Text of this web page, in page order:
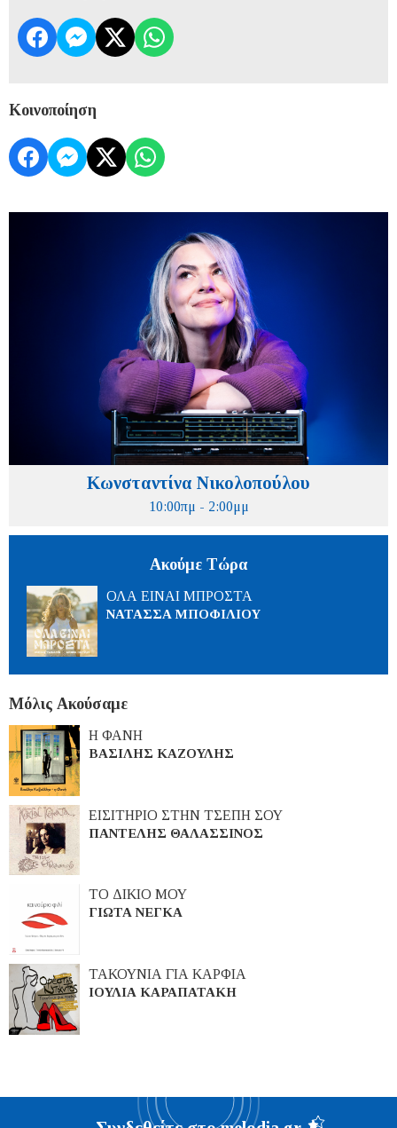
Κοινοποίηση
Κωνσταντίνα Νικολοπούλου
10:00πμ - 2:00μμ
Ακούμε Τώρα
ΟΛΑ ΕΙΝΑΙ ΜΠΡΟΣΤΑ
ΝΑΤΑΣΣΑ ΜΠΟΦΙΛΙΟΥ
Μόλις Ακούσαμε
Η ΦΑΝΗ
ΒΑΣΙΛΗΣ ΚΑΖΟΥΛΗΣ
ΕΙΣΙΤΗΡΙΟ ΣΤΗΝ ΤΣΕΠΗ ΣΟΥ
ΠΑΝΤΕΛΗΣ ΘΑΛΑΣΣΙΝΟΣ
ΤΟ ΔΙΚΙΟ ΜΟΥ
ΓΙΩΤΑ ΝΕΓΚΑ
ΤΑΚΟΥΝΙΑ ΓΙΑ ΚΑΡΦΙΑ
ΙΟΥΛΙΑ ΚΑΡΑΠΑΤΑΚΗ